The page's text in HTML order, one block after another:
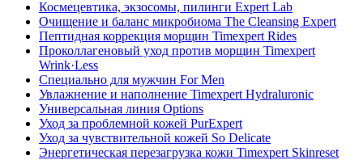
Космецевтика, экзосомы, пилинги Expert Lab
Очищение и баланс микробиома The Cleansing Expert
Пептидная коррекция морщин Timexpert Rides
Проколлагеновый уход против морщин Timexpert
Wrink·Less
Специально для мужчин For Men
Увлажнение и наполнение Timexpert Hydraluronic
Универсальная линия Options
Уход за проблемной кожей PurExpert
Уход за чувствительной кожей So Delicate
Энергетическая перезагрузка кожи Timexpert Skinreset